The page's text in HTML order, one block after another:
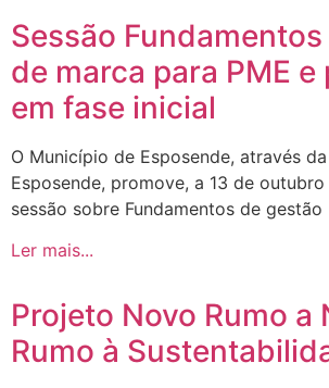
Sessão
de marca para PME e
em fase inicial
O Município de Esposende, através da
Esposende, promove, a 13 de outubro
sessão sobre Fundamentos de gestão
Ler mais...
Projeto Novo Rumo a
Rumo à